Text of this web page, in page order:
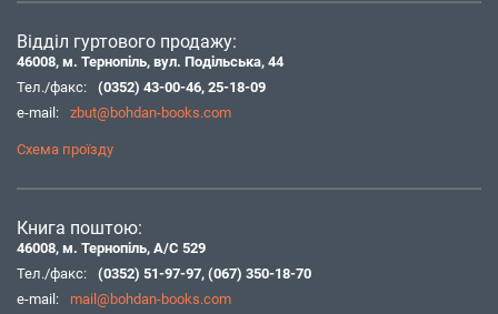
Відділ гуртового продажу:
46008, м. Тернопіль, вул. Подільська, 44
Тел./факс:
(0352) 43-00-46, 25-18-09
e-mail:
zbut@bohdan-books.com
Схема проїзду
Книга поштою:
46008, м. Тернопіль, А/С 529
Тел./факс:
(0352) 51-97-97, (067) 350-18-70
e-mail:
mail@bohdan-books.com